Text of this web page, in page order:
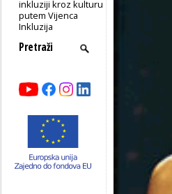
inkluziji kroz kulturu
putem Vijenca
Inkluzija